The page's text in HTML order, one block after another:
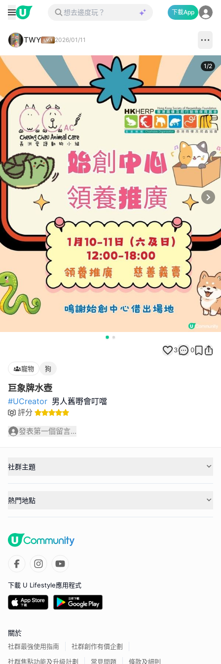
下載App
TWY 2026/01/11
1/2
3 0
寵物 狗
巨象牌水壺
#UCreator 男人舊嘢會叮噹
評分
發表第一個留言...
社群主題
熱門地點
下載 U Lifestyle應用程式
關於
社群最強使用指南
社群創作有價企劃
社群焦點功能及升級計劃
常見問題 條款及細則